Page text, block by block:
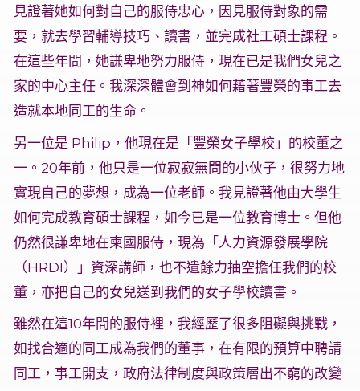
見證著她如何對自己的服侍忠心，因見服侍對象的需
要，就去學習輔導技巧、讀書，並完成社工碩士課程。
在這些年間，她謙卑地努力服侍，現在已是我們女兒之
家的中心主任。我深深體會到神如何藉著豐榮的事工去
造就本地同工的生命。
另一位是 Philip，他現在是「豐榮女子學校」的校董之
一。20年前，他只是一位寂寂無問的小伙子，很努力地
實現自己的夢想，成為一位老師。我見證著他由大學生
如何完成教育碩士課程，如今已是一位教育博士。但他
仍然很謙卑地在柬國服侍，現為「人力資源發展學院
（HRDI）」資深講師，也不遺餘力抽空擔任我們的校
董，亦把自己的女兒送到我們的女子學校讀書。
雖然在這10年間的服侍裡，我經歷了很多阻礙與挑戰，
如找合適的同工成為我們的董事，在有限的預算中聘請
同工，事工開支，政府法律制度與政策層出不窮的改變